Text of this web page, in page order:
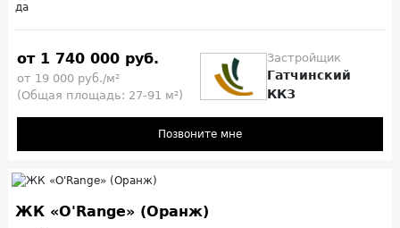
да
от 1 740 000 руб.
от 19 000 руб./м²
(Общая площадь: 27-91 м²)
Застройщик
Гатчинский
ККЗ
Позвоните мне
ЖК «O'Range» (Оранж)